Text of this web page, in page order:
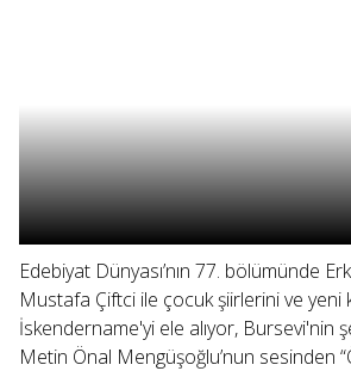
Edebiyat Dünyası’nın 77. bölümünde
Mustafa Çiftci ile çocuk şiirlerini ve yeni
İskendername'yi ele alıyor, Bursevi'nin
Metin Önal Mengüşoğlu’nun sesinden